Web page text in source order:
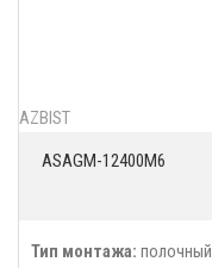
AZBIST
ASAGM-12400M6
Тип монтажа: полочный